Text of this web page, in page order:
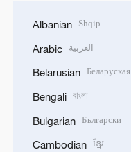
Albanian Shqip
Arabic العربية
Belarusian Беларуская
Bengali বাংলা
Bulgarian Български
Cambodian ខ្មែរ